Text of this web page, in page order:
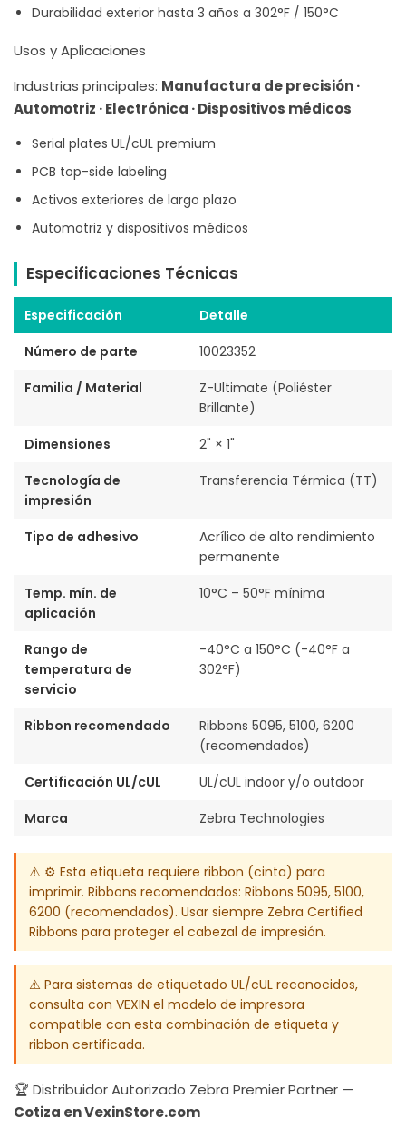
Durabilidad exterior hasta 3 años a 302°F / 150°C
Usos y Aplicaciones
Industrias principales: Manufactura de precisión ·
Automotriz · Electrónica · Dispositivos médicos
Serial plates UL/cUL premium
PCB top-side labeling
Activos exteriores de largo plazo
Automotriz y dispositivos médicos
Especificaciones Técnicas
Especificación
Detalle
Número de parte
10023352
Familia / Material
Z-Ultimate (Poliéster
Brillante)
Dimensiones
2" × 1"
Tecnología de
impresión
Transferencia Térmica (TT)
Tipo de adhesivo
Acrílico de alto rendimiento
permanente
Temp. mín. de
aplicación
10°C – 50°F mínima
Rango de
temperatura de
servicio
-40°C a 150°C (-40°F a
302°F)
Ribbon recomendado
Ribbons 5095, 5100, 6200
(recomendados)
Certificación UL/cUL
UL/cUL indoor y/o outdoor
Marca
Zebra Technologies
⚠️ ⚙️ Esta etiqueta requiere ribbon (cinta) para
imprimir. Ribbons recomendados: Ribbons 5095, 5100,
6200 (recomendados). Usar siempre Zebra Certified
Ribbons para proteger el cabezal de impresión.
⚠️ Para sistemas de etiquetado UL/cUL reconocidos,
consulta con VEXIN el modelo de impresora
compatible con esta combinación de etiqueta y
ribbon certificada.
🏆 Distribuidor Autorizado Zebra Premier Partner —
Cotiza en VexinStore.com